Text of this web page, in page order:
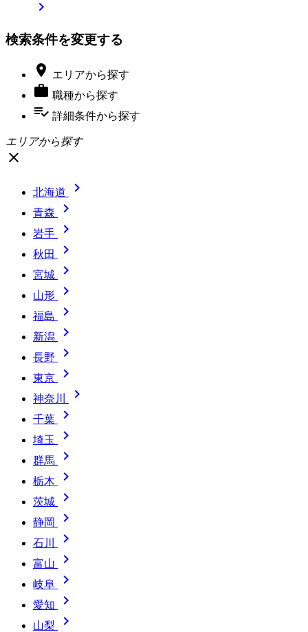

検索条件を変更する
 エリアから探す
 職種から探す
playlist_add_check 詳細条件から探す
エリアから探す
close
北海道 
青森 
岩手 
秋田 
宮城 
山形 
福島 
新潟 
長野 
東京 
神奈川 
千葉 
埼玉 
群馬 
栃木 
茨城 
静岡 
石川 
富山 
岐阜 
愛知 
山梨 